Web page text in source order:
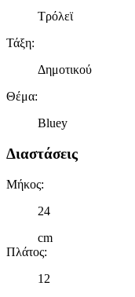
Τρόλεϊ
Τάξη:
Δημοτικού
Θέμα:
Bluey
Διαστάσεις
Μήκος:
24
cm
Πλάτος:
12